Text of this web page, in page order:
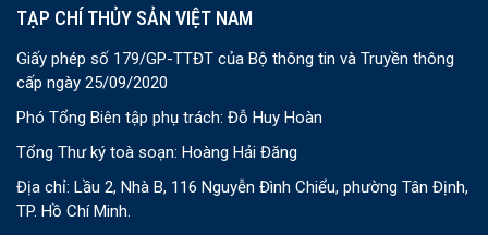
TẠP CHÍ THỦY SẢN VIỆT NAM
Giấy phép số 179/GP-TTĐT của Bộ thông tin và Truyền thông
cấp ngày 25/09/2020
Phó Tổng Biên tập phụ trách: Đỗ Huy Hoàn
Tổng Thư ký toà soạn: Hoàng Hải Đăng
Địa chỉ: Lầu 2, Nhà B, 116 Nguyễn Đình Chiểu, phường Tân Định,
TP. Hồ Chí Minh.